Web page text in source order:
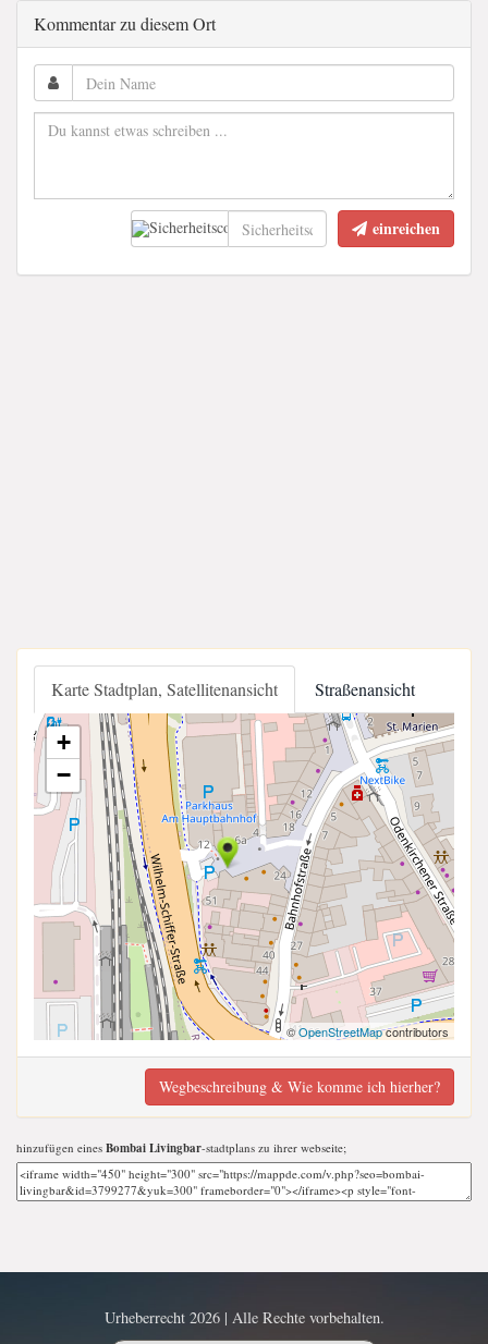
Kommentar zu diesem Ort
einreichen
Karte Stadtplan, Satellitenansicht Straßenansicht
+
−
©OpenStreetMapcontributors
Wegbeschreibung & Wie komme ich hierher?
hinzufügen eines Bombai Livingbar-stadtplans zu ihrer webseite;
Urheberrecht 2026 | Alle Rechte vorbehalten.